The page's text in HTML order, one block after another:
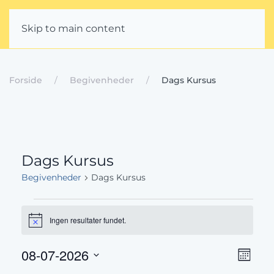
Skip to main content
Forside Begivenheder Dags Kursus
Dags Kursus
Begivenheder Dags Kursus
Begivenheder
Notice Ingen resultater fundet.
Måned
08-07-2026